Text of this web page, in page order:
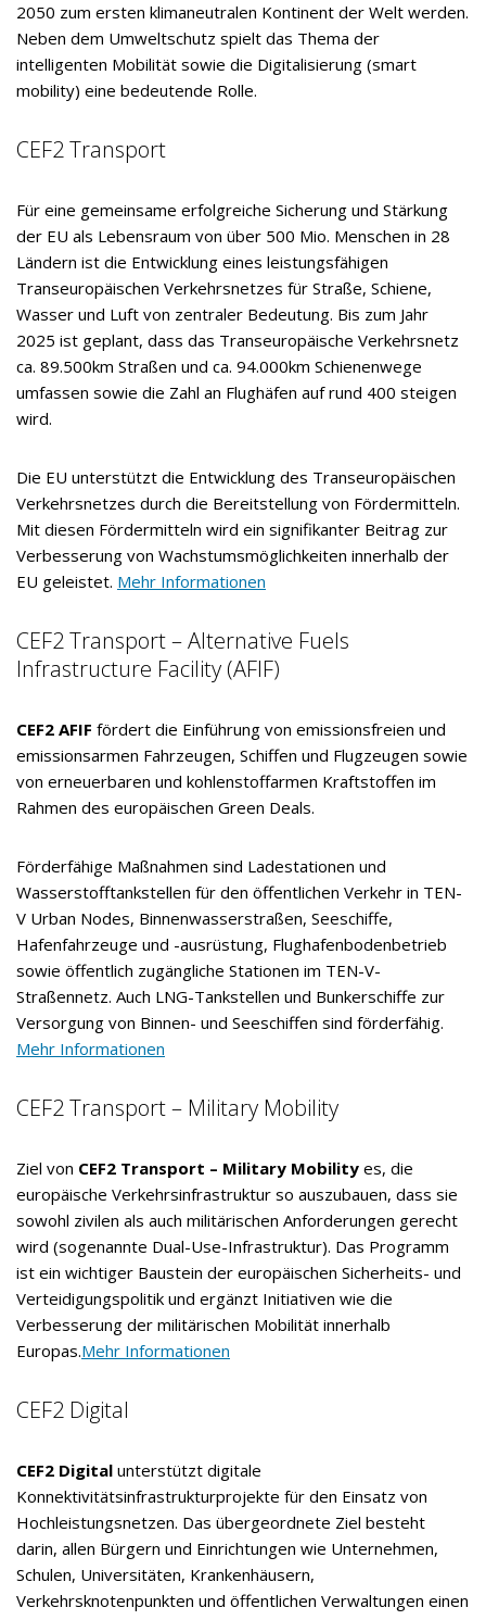
2050 zum ersten klimaneutralen Kontinent der Welt werden.
Neben dem Umweltschutz spielt das Thema der
intelligenten Mobilität sowie die Digitalisierung (smart
mobility) eine bedeutende Rolle.
CEF2 Transport
Für eine gemeinsame erfolgreiche Sicherung und Stärkung
der EU als Lebensraum von über 500 Mio. Menschen in 28
Ländern ist die Entwicklung eines leistungsfähigen
Transeuropäischen Verkehrsnetzes für Straße, Schiene,
Wasser und Luft von zentraler Bedeutung. Bis zum Jahr
2025 ist geplant, dass das Transeuropäische Verkehrsnetz
ca. 89.500km Straßen und ca. 94.000km Schienenwege
umfassen sowie die Zahl an Flughäfen auf rund 400 steigen
wird.
Die EU unterstützt die Entwicklung des Transeuropäischen
Verkehrsnetzes durch die Bereitstellung von Fördermitteln.
Mit diesen Fördermitteln wird ein signifikanter Beitrag zur
Verbesserung von Wachstumsmöglichkeiten innerhalb der
EU geleistet. Mehr Informationen
CEF2 Transport – Alternative Fuels
Infrastructure Facility (AFIF)
CEF2 AFIF fördert die Einführung von emissionsfreien und
emissionsarmen Fahrzeugen, Schiffen und Flugzeugen sowie
von erneuerbaren und kohlenstoffarmen Kraftstoffen im
Rahmen des europäischen Green Deals.
Förderfähige Maßnahmen sind Ladestationen und
Wasserstofftankstellen für den öffentlichen Verkehr in TEN-
V Urban Nodes, Binnenwasserstraßen, Seeschiffe,
Hafenfahrzeuge und -ausrüstung, Flughafenbodenbetrieb
sowie öffentlich zugängliche Stationen im TEN-V-
Straßennetz. Auch LNG-Tankstellen und Bunkerschiffe zur
Versorgung von Binnen- und Seeschiffen sind förderfähig.
Mehr Informationen
CEF2 Transport – Military Mobility
Ziel von CEF2 Transport – Military Mobility es, die
europäische Verkehrsinfrastruktur so auszubauen, dass sie
sowohl zivilen als auch militärischen Anforderungen gerecht
wird (sogenannte Dual-Use-Infrastruktur). Das Programm
ist ein wichtiger Baustein der europäischen Sicherheits- und
Verteidigungspolitik und ergänzt Initiativen wie die
Verbesserung der militärischen Mobilität innerhalb
Europas.Mehr Informationen
CEF2 Digital
CEF2 Digital unterstützt digitale
Konnektivitätsinfrastrukturprojekte für den Einsatz von
Hochleistungsnetzen. Das übergeordnete Ziel besteht
darin, allen Bürgern und Einrichtungen wie Unternehmen,
Schulen, Universitäten, Krankenhäusern,
Verkehrsknotenpunkten und öffentlichen Verwaltungen einen